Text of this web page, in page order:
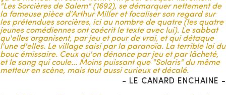
L’épidémie de danse à Strasbourg en 1518, l’hystérie collective
des religieuses de Loudun en 1630, le massacre collectif
perpétré par les habitants d’Hautefaye en 1870...Autant de
chroniques de l’Histoire cachée du monde qui flirtent
avec le fantastique et dont le trouble et les
questionnements qu’elles soulèvent restent entiers.
En 1953, Arthur Miller se servira déjà du fait divers de Salem
comme d’une parabole pour écrire son chef-d’œuvreLes
et en fera le symbole d’une critique
"Les Sorcières de Salem" (1692), se démarquer nettement de
la fameuse pièce d'Arthur Miller et focaliser son regard sur
les prétendues sorcières, ici au nombre de quatre (les quatre
jeunes comédiennes ont coécrit le texte avec lui). Le sabbat
qu'elles organisent, par jeu et pour de vrai, et qui détaque
l'une d'elles. Le village saisi par la paranoïa. La terrible loi du
bouc émissaire. Ceux qu'on dénonce par jeu et par lâcheté,
et le sang qui coule... Moins puissant que "Solaris" du même
metteur en scène, mais tout aussi curieux et décalé.
- LE CANARD ENCHAINE -